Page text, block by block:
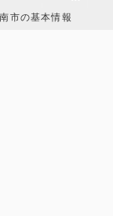
市の基本情報